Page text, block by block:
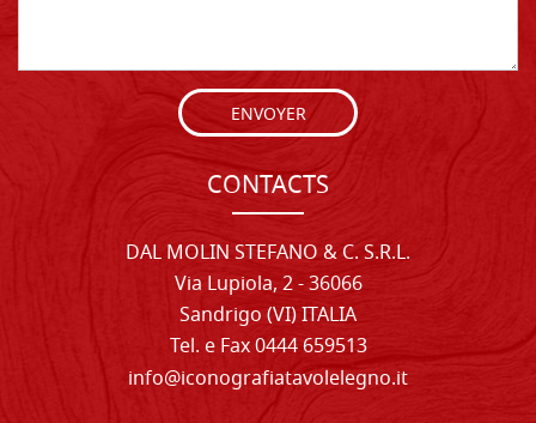
ENVOYER
CONTACTS
DAL MOLIN STEFANO & C. S.R.L.
Via Lupiola, 2 - 36066
Sandrigo (VI) ITALIA
Tel. e Fax 0444 659513
info@iconografiatavolelegno.it